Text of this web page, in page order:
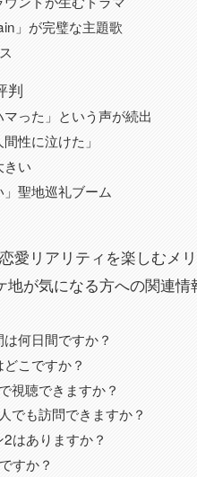
」が完璧な主題歌
判
マった」という声が続出
性に泣けた」
きい
」聖地巡礼ブーム
愛リアリティを楽しむメ
が気になる方への関連情
何日間ですか？
こですか？
視聴できますか？
でも訪問できますか？
はありますか？
すか？